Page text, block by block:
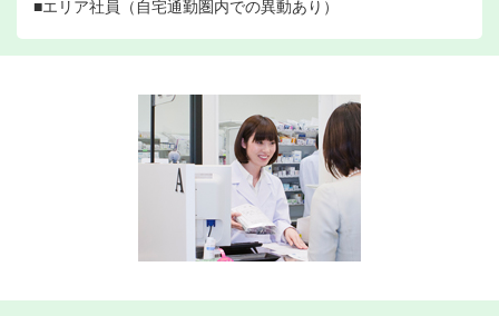
■エリア社員（自宅通勤圏内での異動あり）